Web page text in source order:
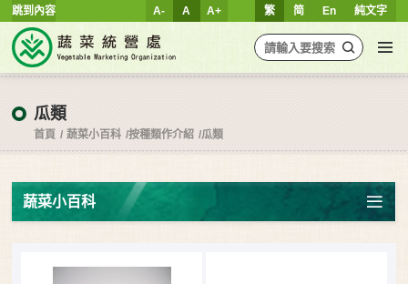
跳到內容 繁 简 En 純文字
A- A A+
瓜類
首頁 蔬菜小百科 按種類作介紹 瓜類
蔬菜小百科